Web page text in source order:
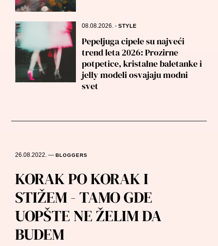
08.08.2026.-STYLE
Pepeljuga cipele su najveći
trend leta 2026: Prozirne
potpetice, kristalne baletanke i
jelly modeli osvajaju modni
svet
26.08.2022.—BLOGGERS
KORAK PO KORAK I
STIŽEM - TAMO GDE
UOPŠTE NE ŽELIM DA
BUDEM